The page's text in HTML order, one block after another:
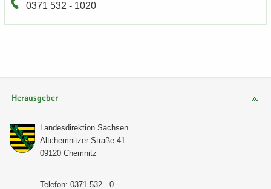
0371 532 - 1020
Herausgeber
Lan­des­di­rek­ti­on Sach­sen
Alt­chem­nit­zer Stra­ße 41
09120 Chem­nitz
Te­le­fon: 0371 532 - 0